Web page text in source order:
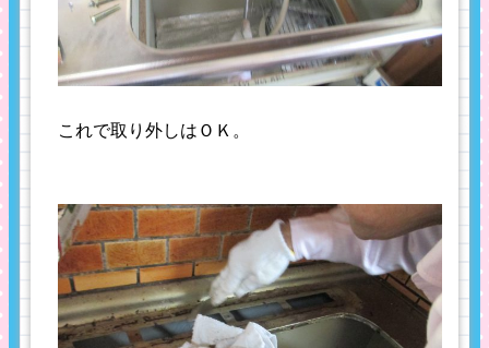
これで取り外しはＯＫ。